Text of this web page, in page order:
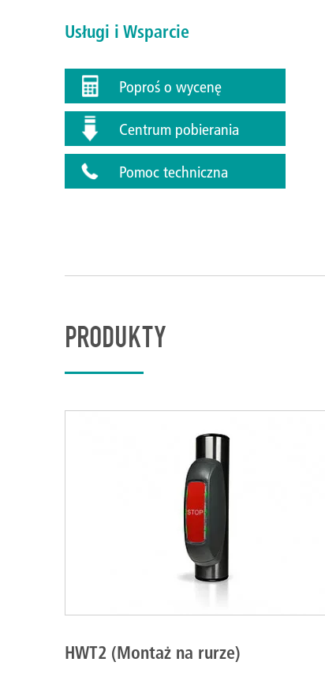
Usługi i Wsparcie
Poproś o wycenę
Centrum pobierania
Pomoc techniczna
PRODUKTY
HWT2 (Montaż na rurze)